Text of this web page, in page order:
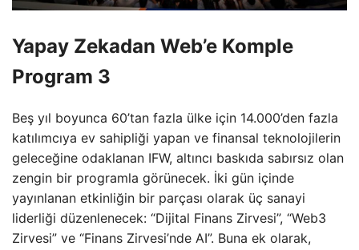
Yapay Zekadan Web’e Komple
Program 3
Beş yıl boyunca 60’tan fazla ülke için 14.000’den fazla
katılımcıya ev sahipliği yapan ve finansal teknolojilerin
geleceğine odaklanan IFW, altıncı baskıda sabırsız olan
zengin bir programla görünecek. İki gün içinde
yayınlanan etkinliğin bir parçası olarak üç sanayi
liderliği düzenlenecek: “Dijital Finans Zirvesi”, “Web3
Zirvesi” ve “Finans Zirvesi’nde AI”. Buna ek olarak,